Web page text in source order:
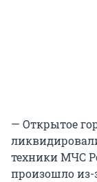
— Открытое
техники МЧС
произошло